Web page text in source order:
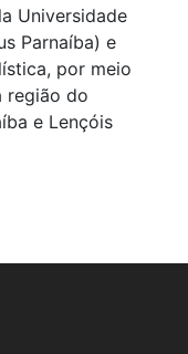
Universidade
Parnaíba) e
por meio
região do
e Lençóis